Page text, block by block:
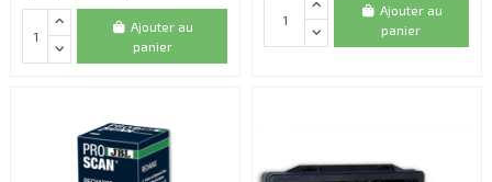
Ajouter au
panier
Ajouter au
panier